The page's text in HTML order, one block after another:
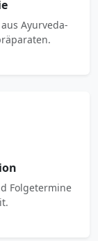
Ayurveda-
Folgetermine